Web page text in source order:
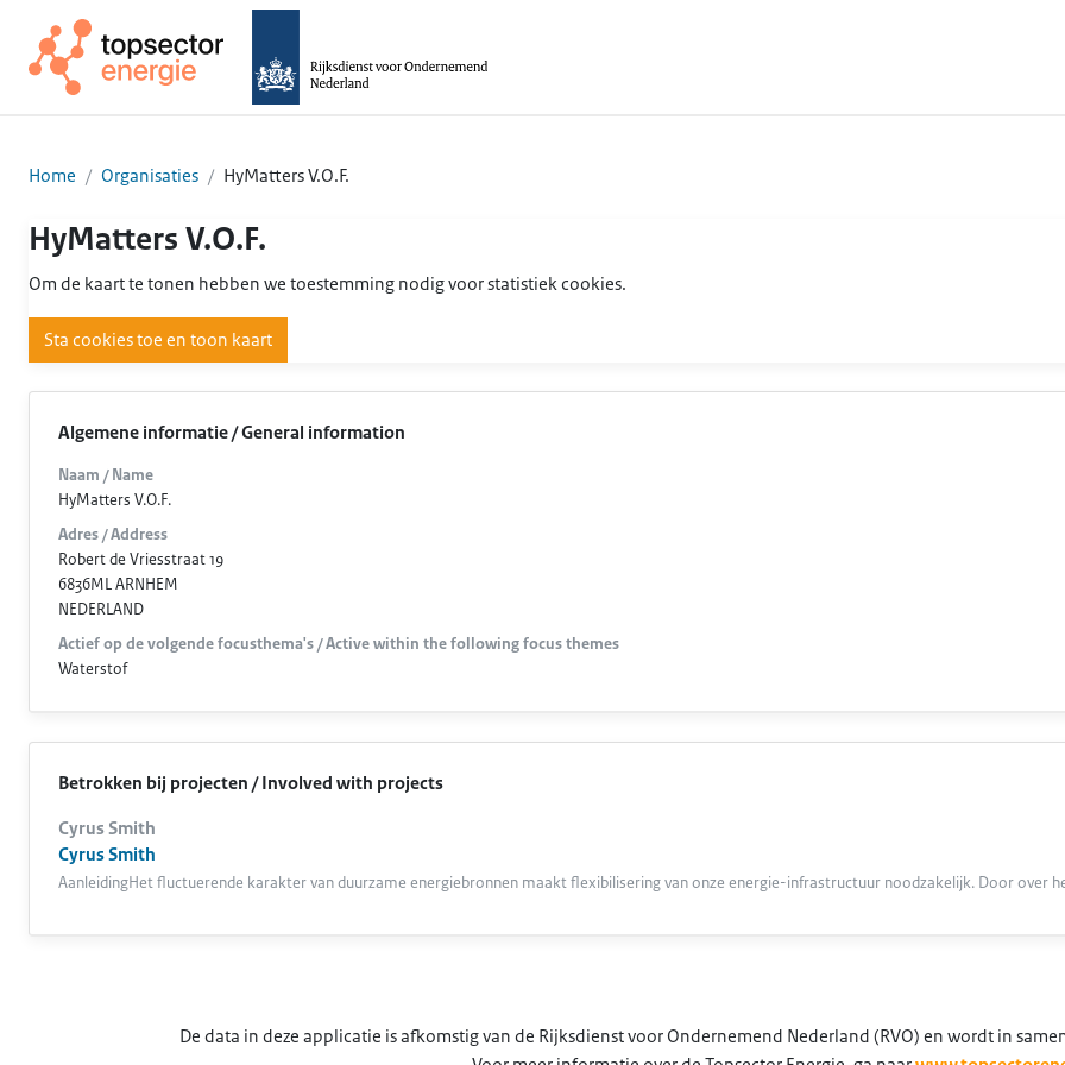
Home Organisaties HyMatters V.O.F.
HyMatters V.O.F.
Om de kaart te tonen hebben we toestemming nodig voor statistiek cookies.
Sta cookies toe en toon kaart
Algemene informatie / General information
Naam / Name
HyMatters V.O.F.
Adres / Address
Robert de Vriesstraat 19
6836ML ARNHEM
NEDERLAND
Actief op de volgende focusthema's / Active within the following focus themes
Waterstof
Betrokken bij projecten / Involved with projects
Cyrus Smith
Cyrus Smith
AanleidingHet fluctuerende karakter van duurzame energiebronnen maakt flexibilisering van onze energie-infrastructuur noodzakelijk. Door over
De data in deze applicatie is afkomstig van de Rijksdienst voor Ondernemend Nederland (RVO) en wordt in